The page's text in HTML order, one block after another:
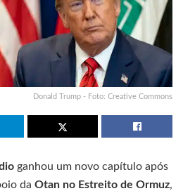
Donald Trump - Foto: Creative Commons
ganhou um novo capítulo após
da Otan no Estreito de Ormuz,